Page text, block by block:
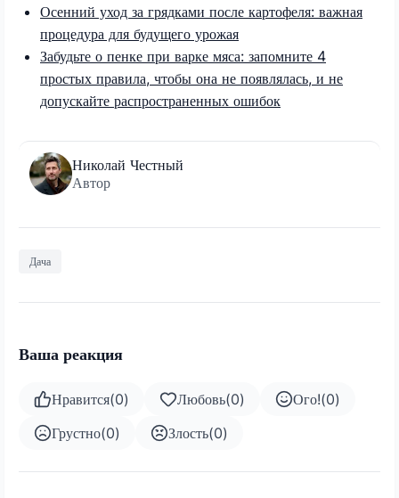
Осенний уход за грядками после картофеля: важная
процедура для будущего урожая
Забудьте о пенке при варке мяса: запомните 4
простых правила, чтобы она не появлялась, и не
допускайте распространенных ошибок
Николай Честный
Автор
Дача
Ваша реакция
Нравится(0) Любовь(0) Ого!(0)
Грустно(0) Злость(0)